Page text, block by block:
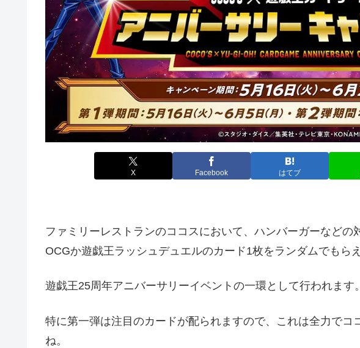
X Facebook はてブ
ファミリーレストランのココスにおいて、ハンバーガーなどの
OCGか遊戯王ラッシュデュエルのカード1枚をランダムでもら
遊戯王25周年アニバーサリーイベントの一環として行われます。
特に第一弾は注目のカードが配られますので、これは全力でコ
ね。